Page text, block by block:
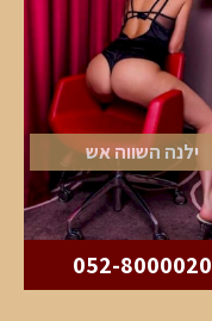
ילנה השווה אש
052-8000020